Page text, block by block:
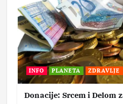
INFO PLANETA ZDRAVLJE
Donacije: Srcem i Delom